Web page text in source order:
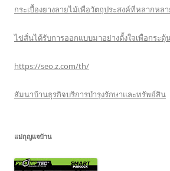
กระเบื้องยางลายไม้เพื่อวัตถุประสงค์ที่หลากหล
ไข่สั่นได้รับการออกแบบมาอย่างตั้งใจเพื่อกระ
https://seo.z.com/th/
สัมนาบ้านธุรกิจบริการบำรุงรักษาและทรัพย์สิน
แม่กุญแจบ้าน